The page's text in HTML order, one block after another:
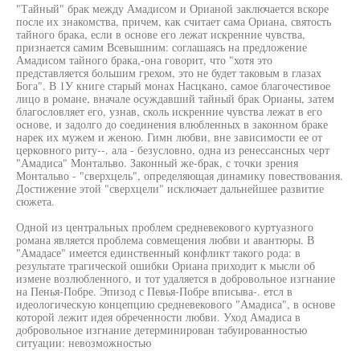
"Тайный" брак между Амадисом и Орианой заключается вскоре
после их знакомства, причем, как считает сама Ориана, святость
тайного брака, если в основе его лежат искренние чувства,
признается самим Всевышним: соглашаясь на предложение
Амадисом тайного брака,-она говорит, что "хотя это
представляется большим грехом, это не будет таковым в глазах
Бога". В 1У книге старый монах Насцкано, самое благочестивое
лицо в романе, вначале осуждавший тайный брак Орианы, затем
благословляет его, узнав, сколь искренние чувства лежат в его
основе, и задолго до соединения влюбленных в законном браке
нарек их мужем и женою. Гимн любви, вне зависимости ее от
церковного риту--. ала - безусловно, одна из ренессансных черт
"Амадиса" Монтальво. Законный же-брак, с точки зрения
Монтальво - "сверхцель", определяющая динамику повествования.
Достижение этой "сверхцели" исключает дальнейшее развитие
сюжета.
Одной из центральных проблем средневекового куртуазного
романа является проблема совмещения любви и авантюры. В
"Амадасе" имеется единственный конфликт такого рода: в
результате трагической ошибки Ориана приходит к мысли об
измене возлюбленного, и тот удаляется в добровольное изгнание
на Пенья-Побре. Эпизод с Певья-Побре вписыва-. етсл в
идеологическую концепцию средневекового "Амадиса", в основе
которой лежит идея обреченности любви. Уход Амадиса в
добровольное изгнание детерминирован табуированностью
ситуации: невозможностью